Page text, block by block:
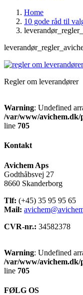
Home
10 gode råd til
Regler om leverandører
Warning: Undefined
/var/www/avichem.dk/
line 705
Kontakt
Avichem Aps
Godthåbsvej 27
8660 Skanderborg
Tlf: (+45) 35 95 95 65
Mail:
CVR-nr.: 34582378
Warning: Undefined
/var/www/avichem.dk/
line 705
FØLG OS